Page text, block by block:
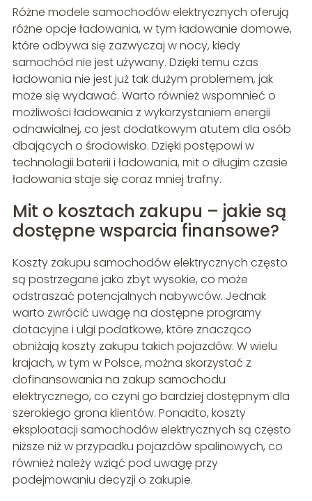
Różne modele samochodów elektrycznych oferują
różne opcje ładowania, w tym ładowanie domowe,
które odbywa się zazwyczaj w nocy, kiedy
samochód nie jest używany. Dzięki temu czas
ładowania nie jest już tak dużym problemem, jak
może się wydawać. Warto również wspomnieć o
możliwości ładowania z wykorzystaniem energii
odnawialnej, co jest dodatkowym atutem dla osób
dbających o środowisko. Dzięki postępowi w
technologii baterii i ładowania, mit o długim czasie
ładowania staje się coraz mniej trafny.
Mit o kosztach zakupu – jakie są
dostępne wsparcia finansowe?
Koszty zakupu samochodów elektrycznych często
są postrzegane jako zbyt wysokie, co może
odstraszać potencjalnych nabywców. Jednak
warto zwrócić uwagę na dostępne programy
dotacyjne i ulgi podatkowe, które znacząco
obniżają koszty zakupu takich pojazdów. W wielu
krajach, w tym w Polsce, można skorzystać z
dofinansowania na zakup samochodu
elektrycznego, co czyni go bardziej dostępnym dla
szerokiego grona klientów. Ponadto, koszty
eksploatacji samochodów elektrycznych są często
niższe niż w przypadku pojazdów spalinowych, co
również należy wziąć pod uwagę przy
podejmowaniu decyzji o zakupie.